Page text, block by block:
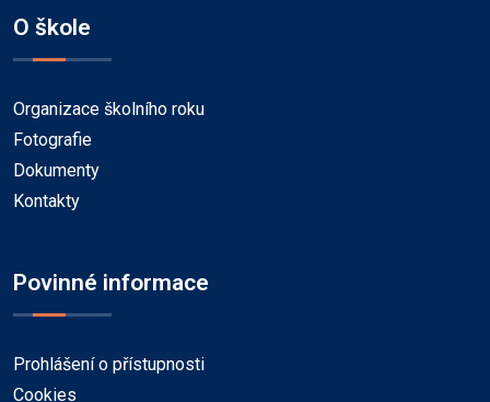
O škole
Organizace školního roku
Fotografie
Dokumenty
Kontakty
Povinné informace
Prohlášení o přístupnosti
Cookies